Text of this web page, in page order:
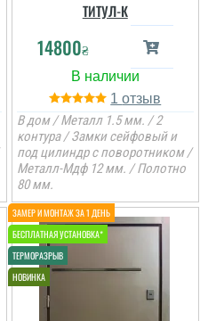
ТИТУЛ-К
14800₴
1
В дом / Металл 1.5 мм. / 2
контура / Замки сейфовый и
под цилиндр с поворотником /
Металл-Мдф 12 мм. / Полотно
80 мм.